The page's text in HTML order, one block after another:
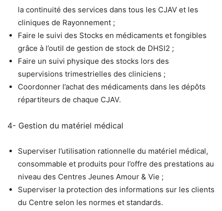
la continuité des services dans tous les CJAV et les
cliniques de Rayonnement ;
Faire le suivi des Stocks en médicaments et fongibles
grâce à l’outil de gestion de stock de DHSI2 ;
Faire un suivi physique des stocks lors des
supervisions trimestrielles des cliniciens ;
Coordonner l’achat des médicaments dans les dépôts
répartiteurs de chaque CJAV.
4- Gestion du matériel médical
Superviser l’utilisation rationnelle du matériel médical,
consommable et produits pour l’offre des prestations au
niveau des Centres Jeunes Amour & Vie ;
Superviser la protection des informations sur les clients
du Centre selon les normes et standards.